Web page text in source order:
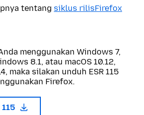
tentang siklus rilisFirefox
menggunakan Windows 7,
8.1, atau macOS 10.12,
maka silakan unduh ESR 115
Firefox.
115